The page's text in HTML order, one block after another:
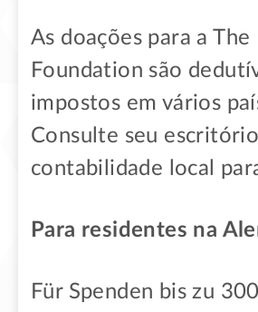
As doações para a
Foundation são
impostos em vários
Consulte seu
contabilidade local
Para residentes na
Für Spenden bis zu